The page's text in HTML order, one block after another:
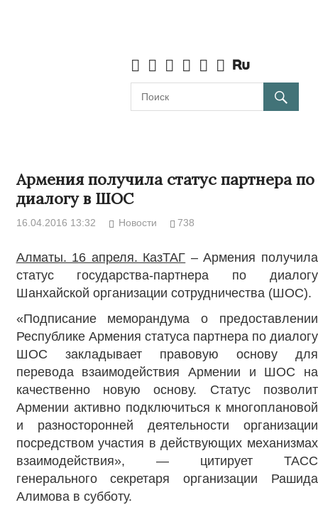
Армения получила статус партнера по
диалогу в ШОС
16.04.2016 13:32 Новости 738
Алматы. 16 апреля. КазТАГ – Армения получила
статус государства-партнера по диалогу
Шанхайской организации сотрудничества (ШОС).
«Подписание меморандума о предоставлении
Республике Армения статуса партнера по диалогу
ШОС закладывает правовую основу для
перевода взаимодействия Армении и ШОС на
качественно новую основу. Статус позволит
Армении активно подключиться к многоплановой
и разносторонней деятельности организации
посредством участия в действующих механизмах
взаимодействия», — цитирует ТАСС
генерального секретаря организации Рашида
Алимова в субботу.